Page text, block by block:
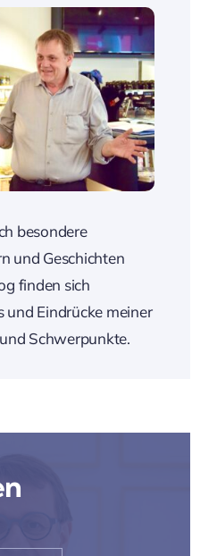
besondere
und Geschichten
finden sich
und Eindrücke meiner
Schwerpunkte.